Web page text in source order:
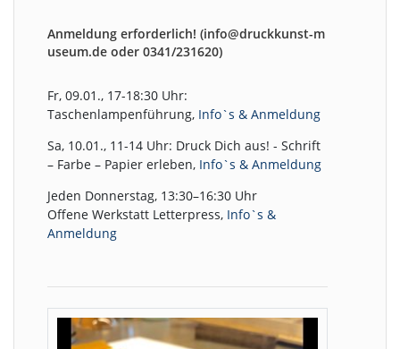
Anmeldung erforderlich! (info@druckkunst-m
useum.de oder 0341/231620)
Fr, 09.01., 17-18:30 Uhr:
Taschenlampenführung, Info`s & Anmeldung
Sa, 10.01., 11-14 Uhr: Druck Dich aus! - Schrift
– Farbe – Papier erleben, Info`s & Anmeldung
Jeden Donnerstag, 13:30–16:30 Uhr
Offene Werkstatt Letterpress, Info`s &
Anmeldung